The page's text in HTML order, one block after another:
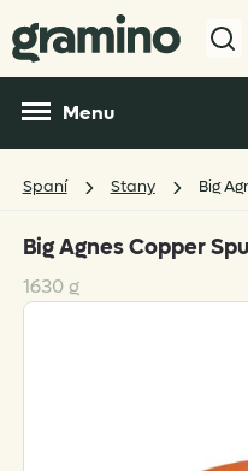
Menu
Spaní Stany Big
Big Agnes Copper
1630 g